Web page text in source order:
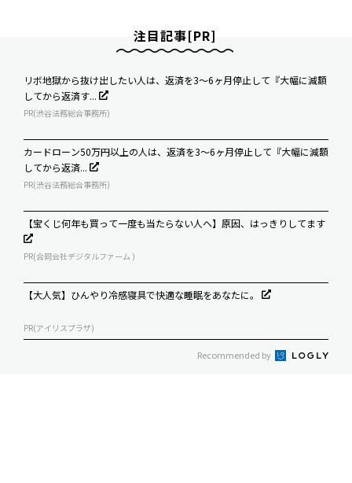
注目記事[PR]
リボ地獄から抜け出したい人は、返済を3～6ヶ月停止して『大幅に減額
してから返済す...
PR(渋谷法務総合事務所)
カードローン50万円以上の人は、返済を3～6ヶ月停止して『大幅に減額
してから返済...
PR(渋谷法務総合事務所)
【宝くじ何年も買って一度も当たらない人へ】原因、はっきりしてます
PR(合同会社デジタルファーム )
【大人気】ひんやり冷感寝具で快適な睡眠をあなたに。
PR(アイリスプラザ)
Recommended by